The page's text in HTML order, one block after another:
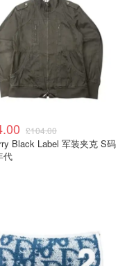
£104.00
Black Label 军装夹克 S码
代